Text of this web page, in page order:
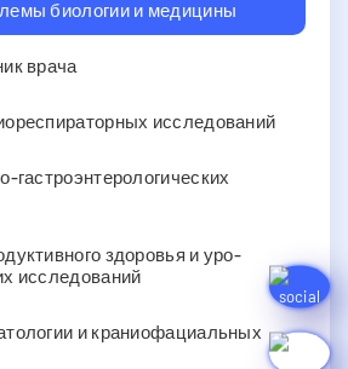
биологии и медицины
врача
исследований
гастроэнтерологических
здоровья и уро-
исследований
и краниофациальных